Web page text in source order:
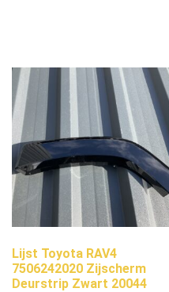
Lijst Toyota RAV4
7506242020 Zijscherm
Deurstrip Zwart 20044